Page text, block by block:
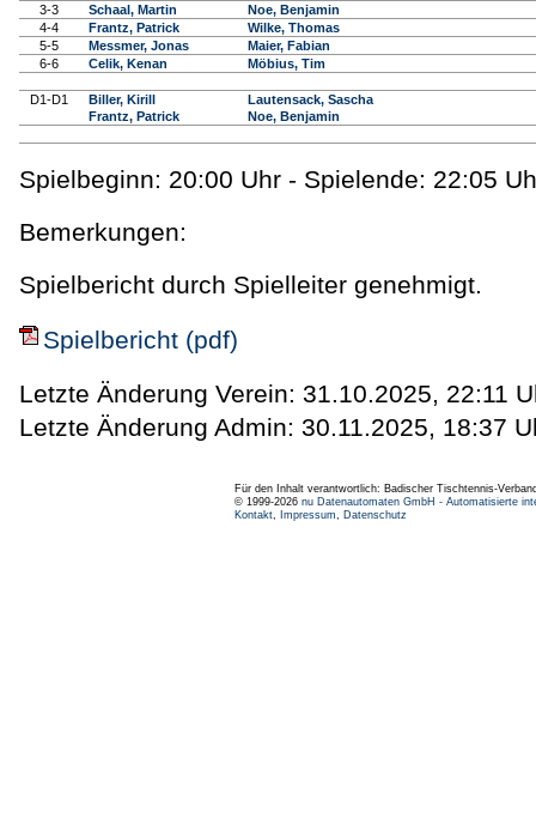
3-3
Schaal, Martin
Noe, Benjamin
4-4
Frantz, Patrick
Wilke, Thomas
5-5
Messmer, Jonas
Maier, Fabian
6-6
Celik, Kenan Möbius, Tim
D1-D1
Biller, Kirill
Frantz, Patrick
Lautensack, Sascha
Noe, Benjamin
Spielbeginn: 20:00 Uhr - Spielende: 22:05
Bemerkungen:
Spielbericht durch Spielleiter genehmigt.
Spielbericht (pdf)
Letzte Änderung Verein: 31.10.2025, 22:11
Letzte Änderung Admin: 30.11.2025, 18:37
Für den Inhalt verantwortlich: Badischer Tischtennis-
© 1999-2026 nu Datenautomaten GmbH - Automatisierte
Kontakt, Impressum, Datenschutz